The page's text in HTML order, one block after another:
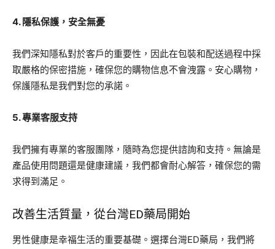
4. 隱私保護，安全無憂
我們深知隱私對於客戶的重要性，因此在包裝和配送過程中採
取嚴格的保密措施，確保您的購物信息不會洩露。安心購物，
保護隱私是我們對您的承諾。
5. 專業客服支持
我們擁有專業的客服團隊，隨時為您提供諮詢和支持。無論是
產品使用問題還是健康建議，我們都會耐心解答，確保您的需
求得到滿足。
改善生活質量，從台灣ED藥局開始
男性健康是幸福生活的重要基礎。選擇台灣ED藥局，我們將